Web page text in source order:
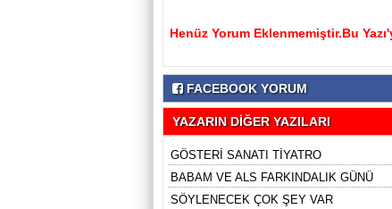
Henüz Yorum Eklenmemiştir.Bu
FACEBOOK YORUM
YAZARIN DİĞER YAZILARI
GÖSTERİ SANATI TİYATRO
BABAM VE ALS FARKINDALIK GÜNÜ
SÖYLENECEK ÇOK ŞEY VAR